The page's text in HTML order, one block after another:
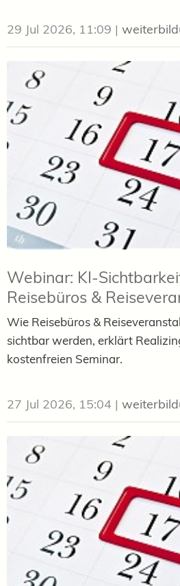
29 Jul 2026, 11:09 |
Webinar: KI-
Reisebüros &
Wie Reisebüros &
sichtbar werden, erklärt
kostenfreien Seminar.
27 Jul 2026, 15:04 |